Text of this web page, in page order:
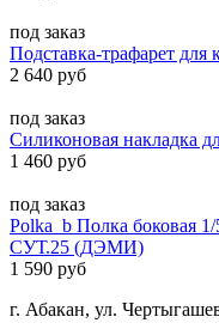
под заказ
Подставка-трафарет
2 640 руб
под заказ
Силиконовая накладка
1 460 руб
под заказ
Polka_b Полка боковая
СУТ.25 (ДЭМИ)
1 590 руб
г. Абакан, ул.